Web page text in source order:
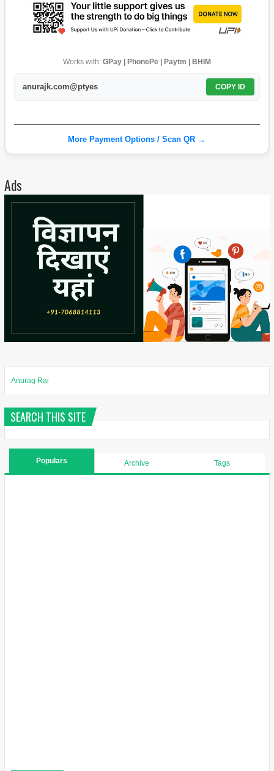
Works with: GPay | PhonePe | Paytm | BHIM
anurajk.com@ptyes COPY ID
More Payment Options / Scan QR →
Ads
Anurag Rai
SEARCH THIS SITE
Populars Archive Tags